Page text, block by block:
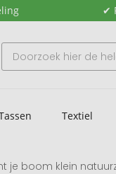
✔
Textiel
je boom klein